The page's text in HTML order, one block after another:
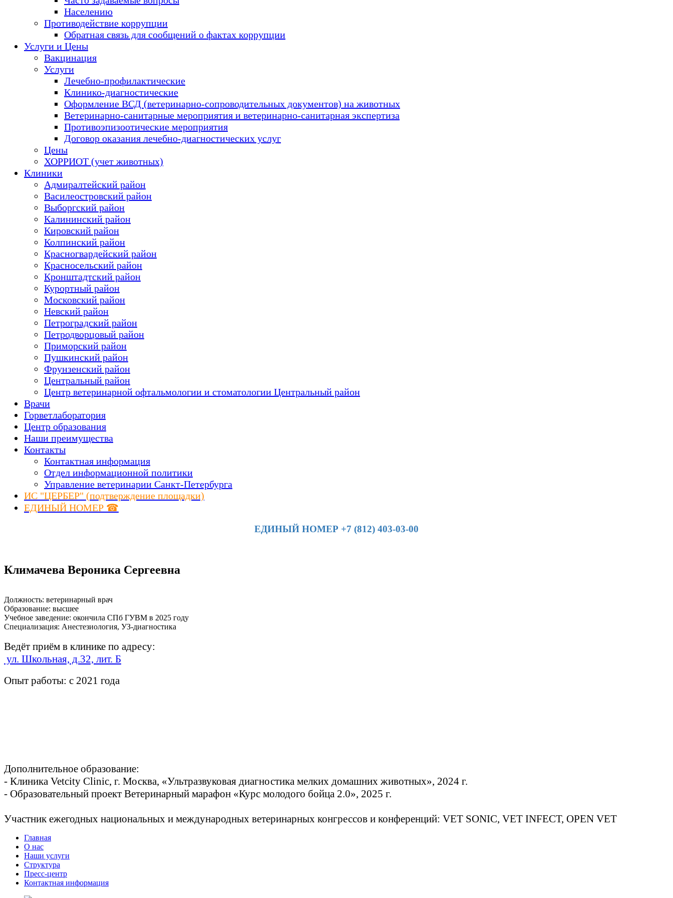
Населению
Противодействие коррупции
Обратная связь для сообщений о фактах коррупции
Услуги и Цены
Вакцинация
Услуги
Лечебно-профилактические
Клинико-диагностические
Оформление ВСД (ветеринарно-сопроводительных документов) на животных
Ветеринарно-санитарные мероприятия и ветеринарно-санитарная экспертиза
Противоэпизоотические мероприятия
Договор оказания лечебно-диагностических услуг
Цены
ХОРРИОТ (учет животных)
Клиники
Адмиралтейский район
Василеостровский район
Выборгский район
Калининский район
Кировский район
Колпинский район
Красногвардейский район
Красносельский район
Кронштадтский район
Курортный район
Московский район
Невский район
Петроградский район
Петродворцовый район
Приморский район
Пушкинский район
Фрунзенский район
Цeнтральный район
Центр ветеринарной офтальмологии и стоматологии Центральный район
Врачи
Горветлаборатория
Центр образования
Наши преимущества
Контакты
Контактная информация
Отдел информационной политики
Управление ветеринарии Санкт-Петербурга
ИС "ЦЕРБЕР" (подтверждение площадки)
ЕДИНЫЙ НОМЕР ☎
ЕДИНЫЙ НОМЕР +7 (812) 403-03-00
Климачева Вероника Сергеевна
Должность: ветеринарный врач
Образование: высшее
Учебное заведение: окончила СПб ГУВМ в 2025 году
Специализация: Анестезиология, УЗ-диагностика
Ведёт приём в клинике по адресу:
ул. Школьная, д.32, лит. Б
Опыт работы: с 2021 года
Дополнительное образование:
- Клиника Vetcity Clinic, г. Москва, «Ультразвуковая диагностика мелких домашних животных», 2024 г.
- Образовательный проект Ветеринарный марафон «Курс молодого бойца 2.0», 2025 г.
Участник ежегодных национальных и международных ветеринарных конгрессов и конференций: VET SONIC, VET INFECT, OPEN VET
Главная
О нас
Наши услуги
Структура
Пресс-центр
Контактная информация